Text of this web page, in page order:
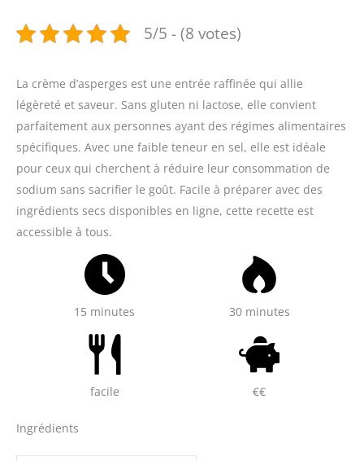
5/5 - (8 votes)
La crème d’asperges est une entrée raffinée qui allie
légèreté et saveur. Sans gluten ni lactose, elle convient
parfaitement aux personnes ayant des régimes alimentaires
spécifiques. Avec une faible teneur en sel, elle est idéale
pour ceux qui cherchent à réduire leur consommation de
sodium sans sacrifier le goût. Facile à préparer avec des
ingrédients secs disponibles en ligne, cette recette est
accessible à tous.
15 minutes 30 minutes
facile €€
Ingrédients